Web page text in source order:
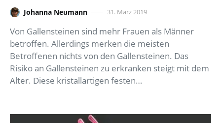
Johanna Neumann 31. März 2019
Von Gallensteinen sind mehr Frauen als Männer
betroffen. Allerdings merken die meisten
Betroffenen nichts von den Gallensteinen. Das
Risiko an Gallensteinen zu erkranken steigt mit dem
Alter. Diese kristallartigen festen…